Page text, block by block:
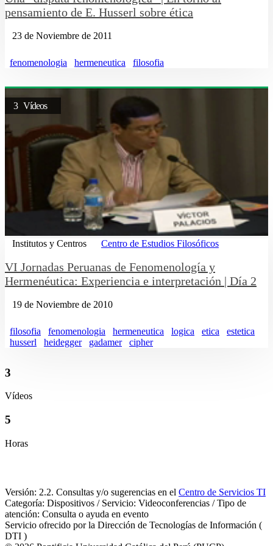
pensamiento de E. Husserl sobre ética
23 de Noviembre de 2011
fenomenologia hermeneutica filosofia
3 Vídeos
Institutos y Centros Centro de Estudios Filosóficos
VI Jornadas Peruanas de Fenomenología y
Hermenéutica: Experiencia e interpretación | Día 2
19 de Noviembre de 2010
filosofia fenomenologia hermeneutica logica etica
estetica
husserl
heidegger gadamer cipher
3
Vídeos
5
Horas
Versión: 2.2. Consultas y/o sugerencias en el Centro de Servicios TI
Categoría: Dispositivos / Servicio: Videoconferencias / Tipo de
atención: Consulta o ayuda en evento
Servicio ofrecido por la Dirección de Tecnologías de Información (
DTI )